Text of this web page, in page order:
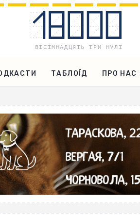
ТАБЛОЇД ПРО НАС